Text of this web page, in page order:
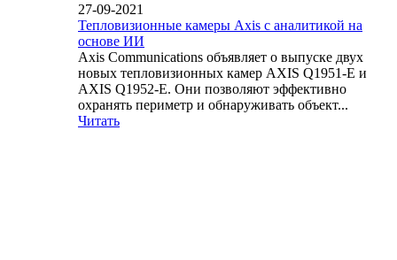
27-09-2021
Тепловизионные камеры Axis с аналитикой на
основе ИИ
Axis Communications объявляет о выпуске двух
новых тепловизионных камер AXIS Q1951-E и
AXIS Q1952-E. Они позволяют эффективно
охранять периметр и обнаруживать объект...
Читать